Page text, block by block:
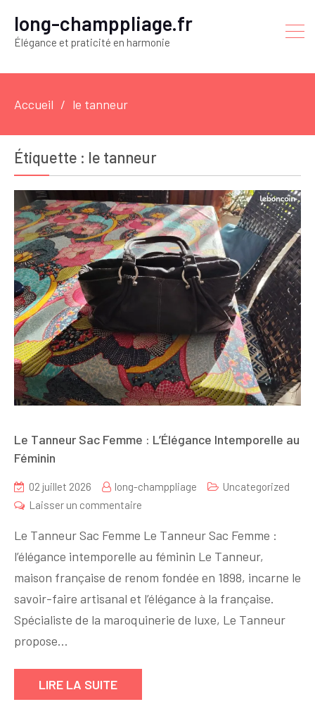
long-champpliage.fr
Élégance et praticité en harmonie
Accueil le tanneur
Étiquette : le tanneur
Le Tanneur Sac Femme : L’Élégance Intemporelle au
Féminin
02 juillet 2026 long-champpliage
Uncategorized
Laisser un commentaire
Tanneur
Sac
Femme
:
L’Élégance
Féminin
Le Tanneur Sac Femme Le Tanneur Sac Femme :
l’élégance intemporelle au féminin Le Tanneur,
maison française de renom fondée en 1898, incarne le
savoir-faire artisanal et l’élégance à la française.
Spécialiste de la maroquinerie de luxe, Le Tanneur
propose…
LIRE LA SUITE